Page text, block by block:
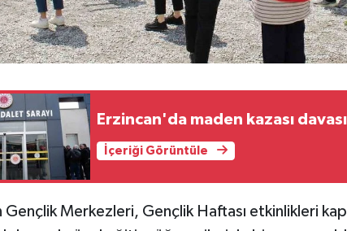
Erzincan'da maden kazası
İçeriği Görüntüle
Gençlik Merkezleri, Gençlik Haftası etkinlikleri